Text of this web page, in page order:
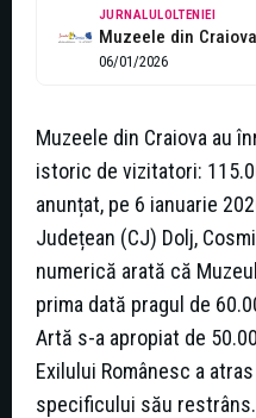
JURNALULOLTENIEI
Muzeele din
06/01/2026
Muzeele din Craiova au
istoric de vizitatori:
anunțat, pe 6 ianuarie
Județean (CJ) Dolj,
numerică arată că
prima dată pragul de
Artă s-a apropiat de
Exilului Românesc a
specificului său restrâns.